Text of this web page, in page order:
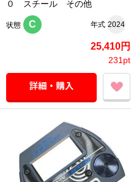
０ スチール その他
状態 C 年式 2024
25,410円
231pt